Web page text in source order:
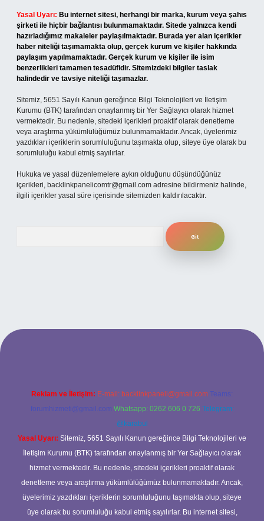
Yasal Uyarı: Bu internet sitesi, herhangi bir marka, kurum veya şahıs
şirketi ile hiçbir bağlantısı bulunmamaktadır. Sitede yalnızca kendi
hazırladığımız makaleler paylaşılmaktadır. Burada yer alan içerikler
haber niteliği taşımamakta olup, gerçek kurum ve kişiler hakkında
paylaşım yapılmamaktadır. Gerçek kurum ve kişiler ile isim
benzerlikleri tamamen tesadüfidir. Sitemizdeki bilgiler taslak
halindedir ve tavsiye niteliği taşımazlar.
Sitemiz, 5651 Sayılı Kanun gereğince Bilgi Teknolojileri ve İletişim
Kurumu (BTK) tarafından onaylanmış bir Yer Sağlayıcı olarak hizmet
vermektedir. Bu nedenle, sitedeki içerikleri proaktif olarak denetleme
veya araştırma yükümlülüğümüz bulunmamaktadır. Ancak, üyelerimiz
yazdıkları içeriklerin sorumluluğunu taşımakta olup, siteye üye olarak bu
sorumluluğu kabul etmiş sayılırlar.
Hukuka ve yasal düzenlemelere aykırı olduğunu düşündüğünüz
içerikleri, backlinkpanelicomtr@gmail.com adresine bildirmeniz halinde,
ilgili içerikler yasal süre içerisinde sitemizden kaldırılacaktır.
ilbet bahis sitesi
Reklam ve İletişim: E-mail: backlinkpaneli@gmail.com Teams:
forumhizmeti@gmail.com Whatsapp: 0262 606 0 726 Telegram:
@karabul
Yasal Uyarı: Sitemiz, 5651 Sayılı Kanun gereğince Bilgi Teknolojileri ve
İletişim Kurumu (BTK) tarafından onaylanmış bir Yer Sağlayıcı olarak
hizmet vermektedir. Bu nedenle, sitedeki içerikleri proaktif olarak
denetleme veya araştırma yükümlülüğümüz bulunmamaktadır. Ancak,
üyelerimiz yazdıkları içeriklerin sorumluluğunu taşımakta olup, siteye
üye olarak bu sorumluluğu kabul etmiş sayılırlar. Bu internet sitesi,